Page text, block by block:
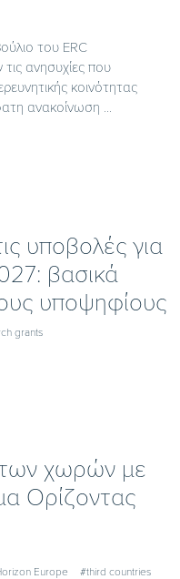
του ERC
ανησυχίες που
κοινότητας
ανακοίνωση ...
υποβολές για
βασικά
υποψηφίους
grants
χωρών με
Ορίζοντας
Europe #third countries